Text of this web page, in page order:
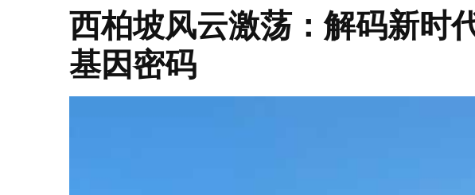
西柏坡风云激荡：解码新时
基因密码